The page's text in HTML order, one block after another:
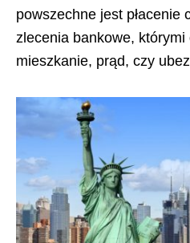
powszechne jest płacenie
zlecenia bankowe, którymi
mieszkanie, prąd, czy